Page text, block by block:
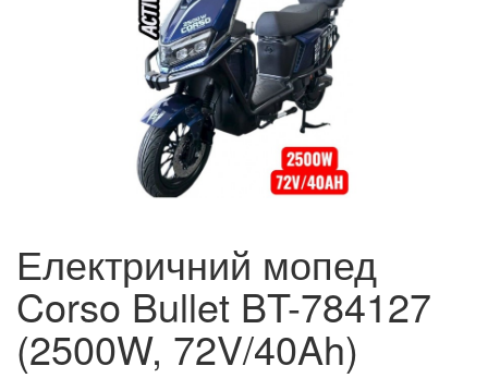
Електричний мопед
Corso Bullet BT-784127
(2500W, 72V/40Ah)